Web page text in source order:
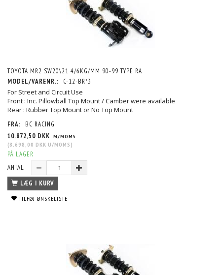
TOYOTA MR2 SW20\21 4/6KG/MM 90-99 TYPE RA
MODEL/VARENR.:
C-12-BR*3
For Street and Circuit Use
Front : Inc. Pillowball Top Mount / Camber were available
Rear : Rubber Top Mount or No Top Mount
FRA:
BC RACING
10.872,50 DKK M/MOMS
(8.698,00 DKK U/MOMS )
PÅ LAGER
ANTAL
LÆG I KURV
TILFØJ ØNSKELISTE